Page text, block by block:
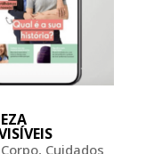
, Cuidados